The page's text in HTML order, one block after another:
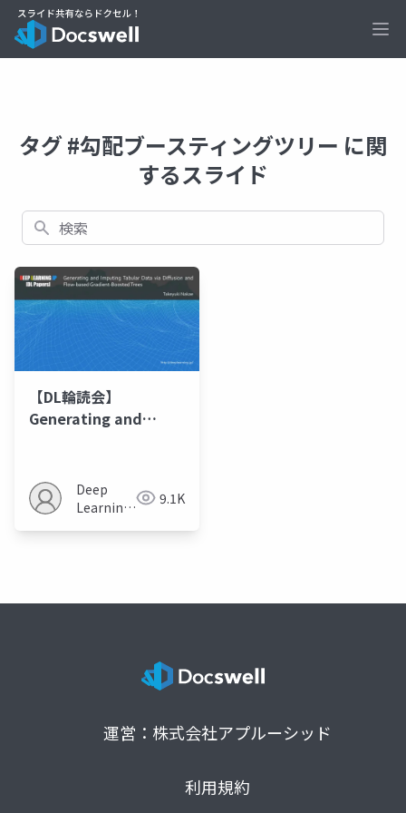
タグ #勾配ブースティングツリー に関
するスライド
検索
【DL輪読会】
Generating and
and Flow-based
Gradient-Boosted
Trees
Deep
Learning
9.1K
運営：株式会社アプルーシッド
利用規約